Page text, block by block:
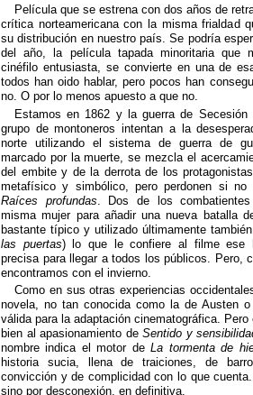
Película que se estrena con dos años de
crítica norteamericana con la misma frialdad
su distribución en nuestro país. Se podría
del año, la película tapada minoritaria que
cinéfilo entusiasta, se convierte en una de
todos han oido hablar, pero pocos han
no. O por lo menos apuesto a que no.
Estamos en 1862 y la guerra de
grupo de montoneros intentan a la
norte utilizando el sistema de guerra de
marcado por la muerte, se mezcla el
del embite y de la derrota de los
metafísico y simbólico, pero perdonen si no
Raíces profundas . Dos de los
misma mujer para añadir una nueva batalla
bastante típico y utilizado últimamente
las puertas) lo que le confiere al filme ese
precisa para llegar a todos los públicos. Pero,
encontramos con el invierno.
Como en sus otras experiencias
novela, no tan conocida como la de Austen
válida para la adaptación cinematográfica.
bien al apasionamiento de Sentido y
nombre indica el motor deLa tormenta de
historia sucia, llena de traiciones, de
convicción y de complicidad con lo que
sino por desconexión, en definitiva.